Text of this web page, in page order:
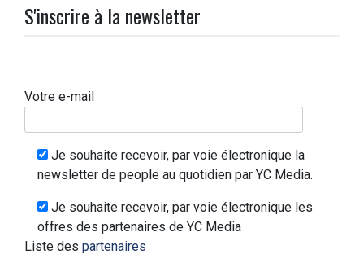
S'inscrire à la newsletter
Votre e-mail
Je souhaite recevoir, par voie électronique la
newsletter de people au quotidien par YC Media.
Je souhaite recevoir, par voie électronique les
offres des partenaires de YC Media
Liste des partenaires